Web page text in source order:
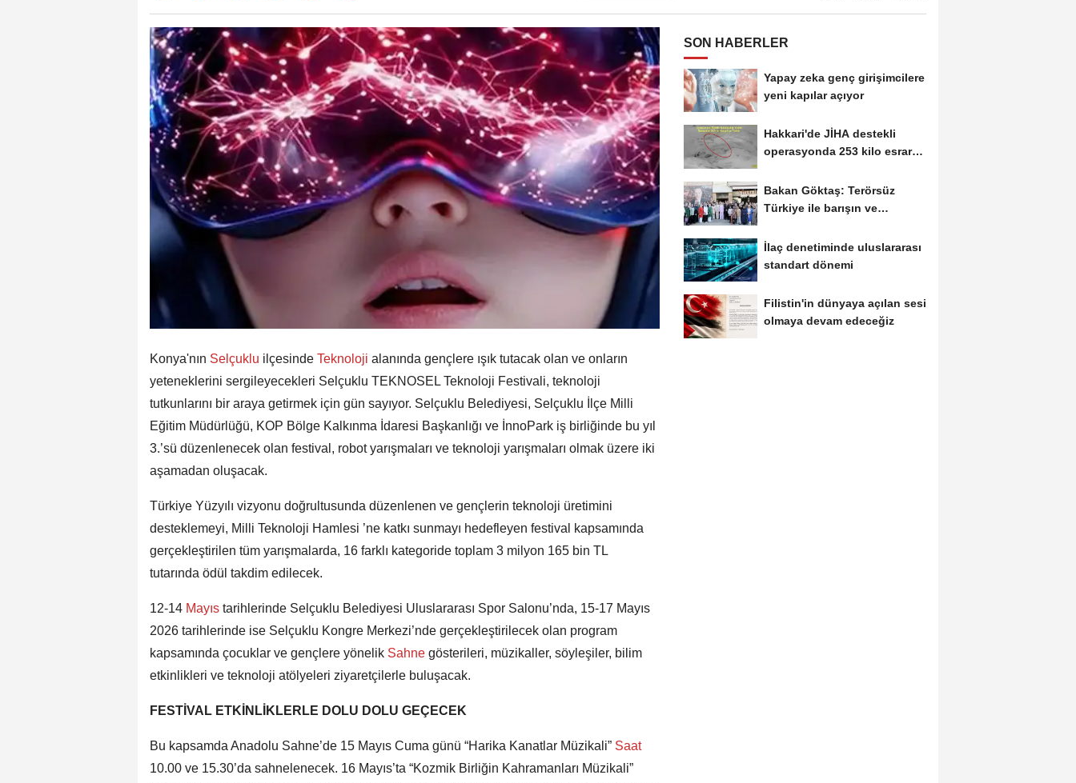
Konya'nın Selçuklu ilçesinde Teknoloji alanında gençlere ışık tutacak olan ve onların
yeteneklerini sergileyecekleri Selçuklu TEKNOSEL Teknoloji Festivali, teknoloji
tutkunlarını bir araya getirmek için gün sayıyor. Selçuklu Belediyesi, Selçuklu İlçe Milli
Eğitim Müdürlüğü, KOP Bölge Kalkınma İdaresi Başkanlığı ve İnnoPark iş birliğinde bu yıl
3.’sü düzenlenecek olan festival, robot yarışmaları ve teknoloji yarışmaları olmak üzere iki
aşamadan oluşacak.
Türkiye Yüzyılı vizyonu doğrultusunda düzenlenen ve gençlerin teknoloji üretimini
desteklemeyi, Milli Teknoloji Hamlesi ’ne katkı sunmayı hedefleyen festival kapsamında
gerçekleştirilen tüm yarışmalarda, 16 farklı kategoride toplam 3 milyon 165 bin TL
tutarında ödül takdim edilecek.
12-14 Mayıs tarihlerinde Selçuklu Belediyesi Uluslararası Spor Salonu’nda, 15-17 Mayıs
2026 tarihlerinde ise Selçuklu Kongre Merkezi’nde gerçekleştirilecek olan program
kapsamında çocuklar ve gençlere yönelik Sahne gösterileri, müzikaller, söyleşiler, bilim
etkinlikleri ve teknoloji atölyeleri ziyaretçilerle buluşacak.
FESTİVAL ETKİNLİKLERLE DOLU DOLU GEÇECEK
Bu kapsamda Anadolu Sahne’de 15 Mayıs Cuma günü “Harika Kanatlar Müzikali” Saat
10.00 ve 15.30’da sahnelenecek. 16 Mayıs’ta “Kozmik Birliğin Kahramanları Müzikali”
SON HABERLER
Yapay zeka genç girişimcilere
yeni kapılar açıyor
Hakkari'de JİHA destekli
operasyonda 253 kilo esrar
Bakan Göktaş: Terörsüz
Türkiye ile barışın ve
İlaç denetiminde uluslararası
standart dönemi
Filistin'in dünyaya açılan sesi
olmaya devam edeceğiz